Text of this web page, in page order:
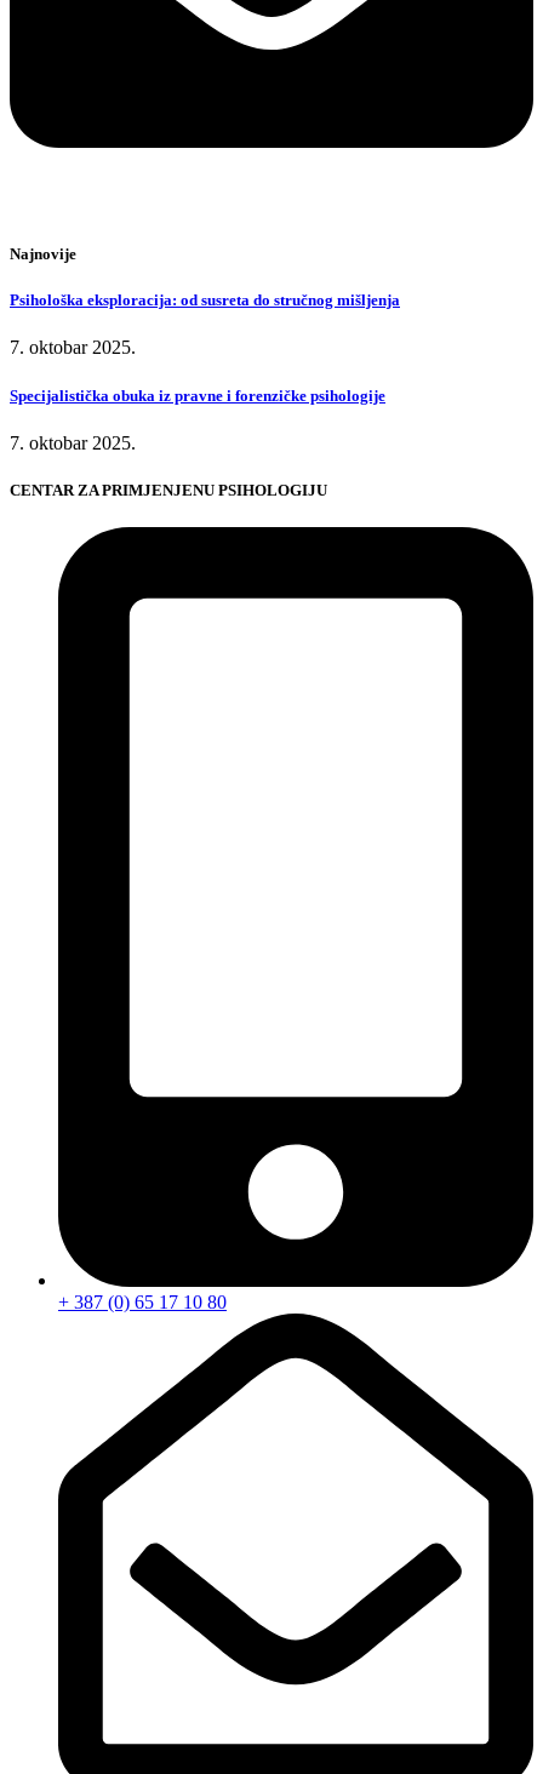
Najnovije
Psihološka eksploracija: od susreta do stručnog mišljenja
7. oktobar 2025.
Specijalistička obuka iz pravne i forenzičke psihologije
7. oktobar 2025.
CENTAR ZA PRIMJENJENU PSIHOLOGIJU
+ 387 (0) 65 17 10 80